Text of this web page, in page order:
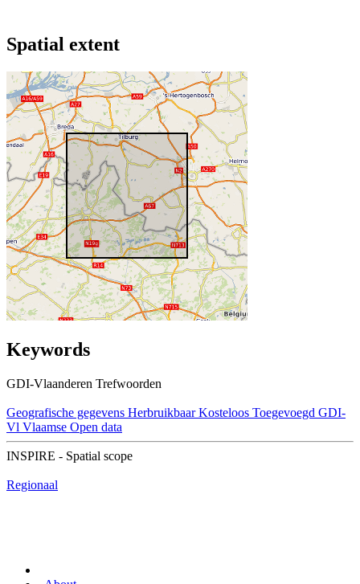
Spatial extent
Keywords
GDI-Vlaanderen Trefwoorden
Geografische gegevens Herbruikbaar Kosteloos Toegevoegd GDI-
Vl Vlaamse Open data
INSPIRE - Spatial scope
Regionaal